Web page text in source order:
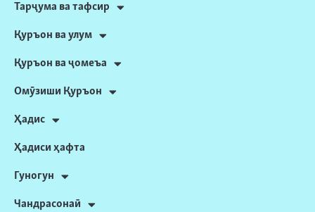
Тарҷума ва тафсир
Қуръон ва улум
Қуръон ва ҷомеъа
Омӯзиши Қуръон
Ҳадис
Ҳадиси ҳафта
Гуногун
Чандрасонаӣ